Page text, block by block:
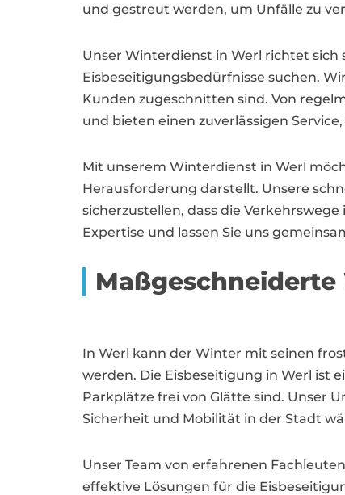
und gestreut werden, um Unfälle zu
Unser Winterdienst in Werl richtet sich
Eisbeseitigungsbedürfnisse suchen.
Kunden zugeschnitten sind. Von
und bieten einen zuverlässigen
Mit unserem Winterdienst in Werl
Herausforderung darstellt. Unsere
sicherzustellen, dass die
Expertise und lassen Sie uns
In Werl kann der Winter mit seinen
werden. Die Eisbeseitigung in Werl ist
Parkplätze frei von Glätte sind. Unser
Sicherheit und Mobilität in der Stadt
Unser Team von erfahrenen
effektive Lösungen für die